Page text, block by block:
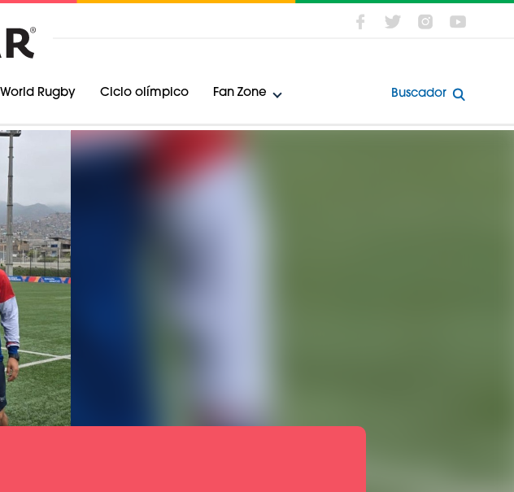
World Rugby Ciclo olímpico Fan Zone Buscador